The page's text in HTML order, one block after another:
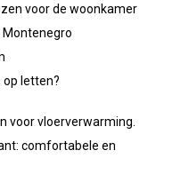
voor de woonkamer
op letten?
voor vloerverwarming.
comfortabele en